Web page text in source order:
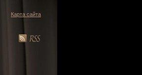
Карта сайта